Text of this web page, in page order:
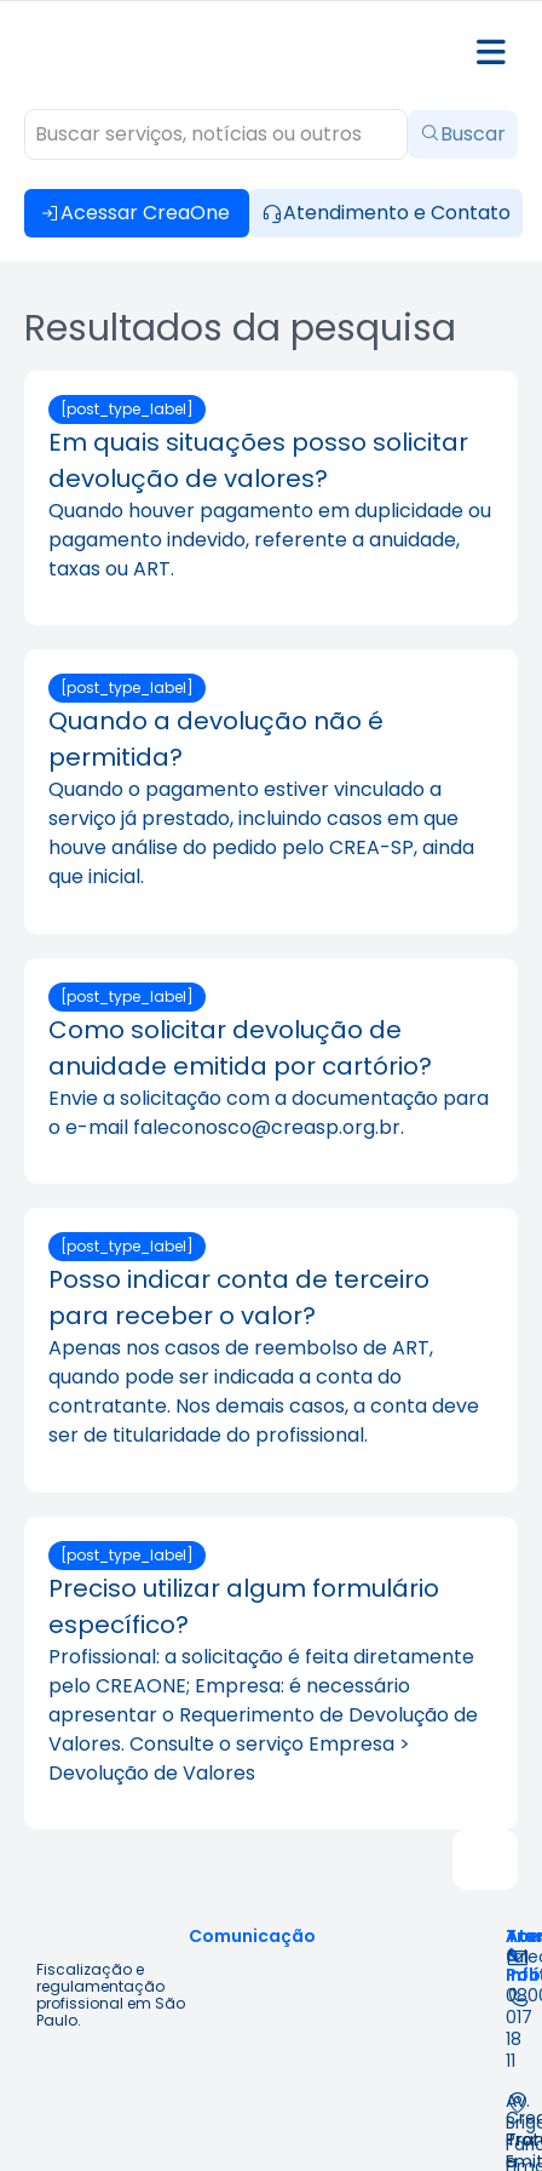
Acessar CreaOne Atendimento e Contato
Buscar
Resultados da pesquisa
[post_type_label]
Em quais situações posso solicitar
devolução de valores?
Quando houver pagamento em duplicidade ou
pagamento indevido, referente a anuidade,
taxas ou ART.
[post_type_label]
Quando a devolução não é
permitida?
Quando o pagamento estiver vinculado a
serviço já prestado, incluindo casos em que
houve análise do pedido pelo CREA-SP, ainda
que inicial.
[post_type_label]
Como solicitar devolução de
anuidade emitida por cartório?
Envie a solicitação com a documentação para
o e-mail faleconosco@creasp.org.br.
[post_type_label]
Posso indicar conta de terceiro
para receber o valor?
Apenas nos casos de reembolso de ART,
quando pode ser indicada a conta do
contratante. Nos demais casos, a conta deve
ser de titularidade do profissional.
[post_type_label]
Preciso utilizar algum formulário
específico?
Profissional: a solicitação é feita diretamente
pelo CREAONE; Empresa: é necessário
apresentar o Requerimento de Devolução de
Valores. Consulte o serviço Empresa >
Devolução de Valores
Fiscalização e
regulamentação
profissional em São
Paulo.
Comunicação
à
&
e
017
18
11
Av.